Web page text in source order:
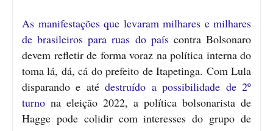
As manifestações que levaram milhares e milhares
de brasileiros para ruas do paíscontra Bolsonaro
devem refletir de forma voraz na política interna do
toma lá, dá, cá do prefeito de Itapetinga. Com Lula
disparando e atédestruído a possibilidade de 2º
turno na eleição 2022, a política bolsonarista de
Hagge pode colidir com interesses do grupo de